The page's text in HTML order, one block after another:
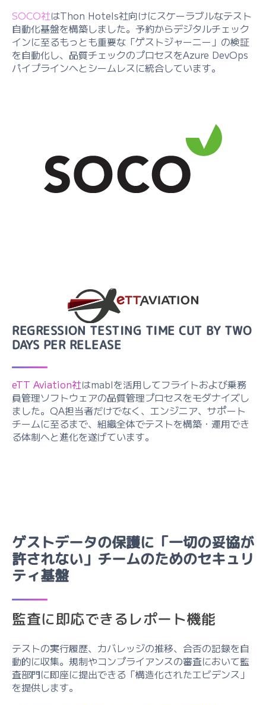
SOCO社はThon Hotels社向けにスケーラブルなテスト
自動化基盤を構築しました。予約からデジタルチェック
インに至るもっとも重要な「ゲストジャーニー」の検証
を自動化し、品質チェックのプロセスをAzure DevOps
パイプラインへとシームレスに統合しています。
REGRESSION TESTING TIME CUT BY TWO
DAYS PER RELEASE
eTT Aviation社はmablを活用してフライトおよび乗務
員管理ソフトウェアの品質管理プロセスをモダナイズし
ました。QA担当者だけでなく、エンジニア、サポート
チームに至るまで、組織全体でテストを構築・運用でき
る体制へと進化を遂げています。
ゲストデータの保護に「一切の妥協が
許されない」チームのためのセキュリ
ティ基盤
監査に即応できるレポート機能
テストの実行履歴、カバレッジの推移、合否の記録を自
動的に収集。規制やコンプライアンスの審査において監
査部門に即座に提出できる「構造化されたエビデンス」
を提供します。